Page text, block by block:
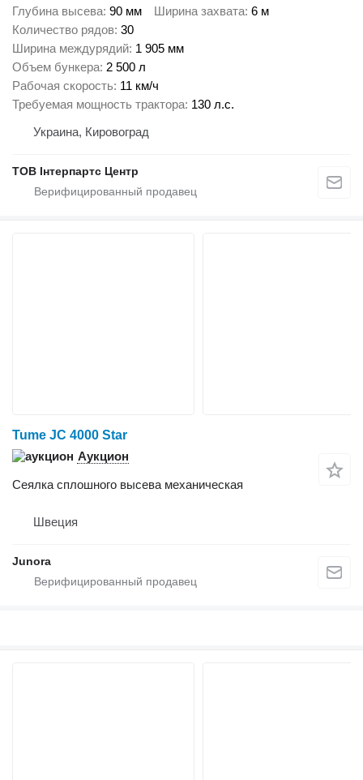
Глубина высева 90 мм Ширина захвата 6 м
Количество рядов 30
Ширина междурядий 1 905 мм
Объем бункера 2 500 л
Рабочая скорость 11 км/ч
Требуемая мощность трактора 130 л.с.
Украина, Кировоград
ТОВ Інтерпартс Центр
Tume JC 4000 Star
Аукцион
Сеялка сплошного высева механическая
Швеция
Junora